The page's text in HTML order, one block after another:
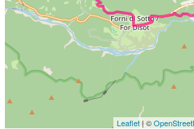
Leaflet| ©